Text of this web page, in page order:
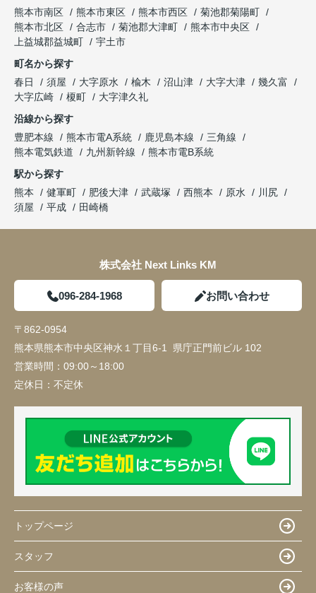
熊本市南区
熊本市東区 熊本市西区
菊池郡菊陽町
熊本市北区
合志市 菊池郡大津町
熊本市中央区
上益城郡益城町
宇土市
町名から探す
春日
須屋 大字原水 楡木 沼山津 大字大津
幾久富
大字広崎
榎町
大字津久礼
沿線から探す
豊肥本線
熊本市電A系統 鹿児島本線
三角線
熊本電気鉄道
九州新幹線
熊本市電B系統
駅から探す
熊本
健軍町 肥後大津 武蔵塚 西熊本 原水
川尻
須屋
平成 田崎橋
株式会社 Next Links KM
096-284-1968 お問い合わせ
〒862-0954
熊本県熊本市中央区神水１丁目6-1 県庁正門前ビル 102
営業時間： 09:00～18:00
定休日： 不定休
トップページ
スタッフ
お客様の声